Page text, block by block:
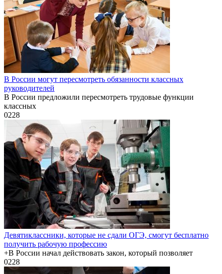
В России могут пересмотреть обязанности классных
руководителей
В России предложили пересмотреть трудовые функции
классных
0228
Девятиклассники, которые не сдали ОГЭ, смогут бесплатно
получить рабочую профессию
+В России начал действовать закон, который позволяет
0228